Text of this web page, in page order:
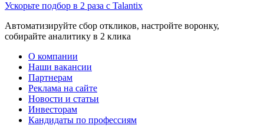
Ускорьте подбор в 2 раза с Talantix
Автоматизируйте сбор откликов, настройте воронку,
собирайте аналитику в 2 клика
О компании
Наши вакансии
Партнерам
Реклама на сайте
Новости и статьи
Инвесторам
Кандидаты по профессиям